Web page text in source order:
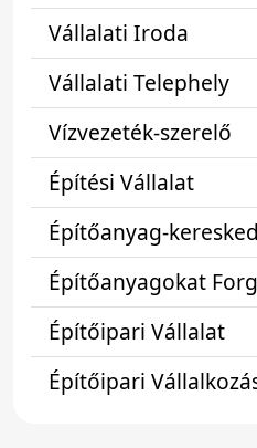
Vállalati Iroda
Vállalati Telephely
Vízvezeték-szerelő
Építési Vállalat
Építőanyag-
Építőanyagokat
Építőipari Vállalat
Építőipari